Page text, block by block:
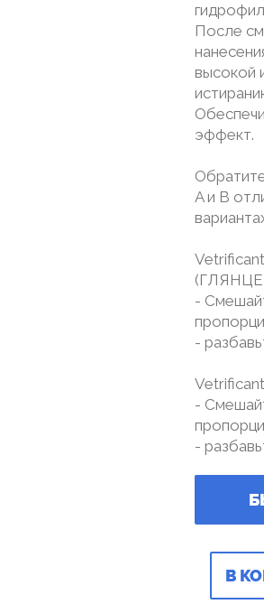
После
высокой
эффект.
A и B
-
-
-
-
В